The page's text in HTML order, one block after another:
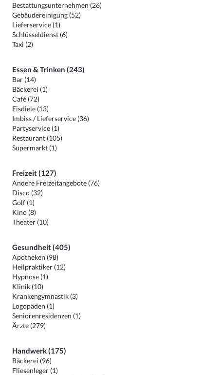
Bestattungsunternehmen (26)
Gebäudereinigung (52)
Lieferservice (1)
Schlüsseldienst (6)
Taxi (2)
Essen & Trinken (243)
Bar (14)
Bäckerei (1)
Café (72)
Eisdiele (13)
Imbiss / Lieferservice (36)
Partyservice (1)
Restaurant (105)
Supermarkt (1)
Freizeit (127)
Andere Freizeitangebote (76)
Disco (32)
Golf (1)
Kino (8)
Theater (10)
Gesundheit (405)
Apotheken (98)
Heilpraktiker (12)
Hypnose (1)
Klinik (10)
Krankengymnastik (3)
Logopäden (1)
Seniorenresidenzen (1)
Ärzte (279)
Handwerk (175)
Bäckerei (96)
Fliesenleger (1)